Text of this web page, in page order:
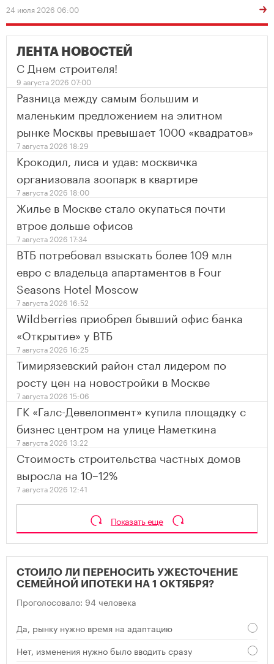
24 июля 2026 06:00
ЛЕНТА НОВОСТЕЙ
С Днем строителя!
9 августа 2026 07:00
Разница между самым большим и
маленьким предложением на элитном
рынке Москвы превышает 1000 «квадратов»
7 августа 2026 18:29
Крокодил, лиса и удав: москвичка
организовала зоопарк в квартире
7 августа 2026 18:00
Жилье в Москве стало окупаться почти
втрое дольше офисов
7 августа 2026 17:34
ВТБ потребовал взыскать более 109 млн
евро с владельца апартаментов в Four
Seasons Hotel Moscow
7 августа 2026 16:52
Wildberries приобрел бывший офис банка
«Открытие» у ВТБ
7 августа 2026 16:25
Тимирязевский район стал лидером по
росту цен на новостройки в Москве
7 августа 2026 15:06
ГК «Галс-Девелопмент» купила площадку с
бизнес центром на улице Наметкина
7 августа 2026 13:22
Стоимость строительства частных домов
выросла на 10–12%
7 августа 2026 12:41
Показать еще
СТОИЛО ЛИ ПЕРЕНОСИТЬ УЖЕСТОЧЕНИЕ
СЕМЕЙНОЙ ИПОТЕКИ НА 1 ОКТЯБРЯ?
Проголосовало: 94 человека
Да, рынку нужно время на адаптацию
Нет, изменения нужно было вводить сразу